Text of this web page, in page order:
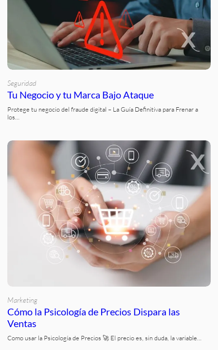
Seguridad
Tu Negocio y tu Marca Bajo Ataque
Protege tu negocio del fraude digital – La Guía Definitiva para Frenar a
los…
Marketing
Cómo la Psicología de Precios Dispara las
Ventas
Como usar la Psicología de Precios 🚀 El precio es, sin duda, la variable…